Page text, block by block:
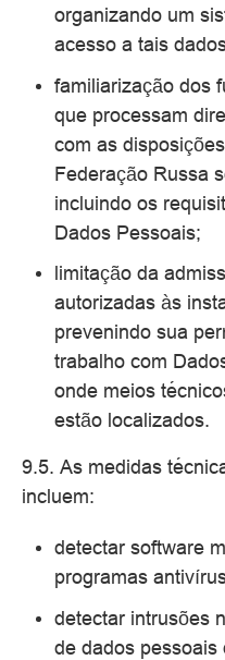
organizando um
acesso a tais
familiarização dos
que processam
com as
Federação Russa
incluindo os
Dados Pessoais;
limitação da
autorizadas às
prevenindo sua
trabalho com
onde meios
estão localizados.
9.5. As medidas
incluem:
detectar software
programas
detectar intrusões
de dados pessoais